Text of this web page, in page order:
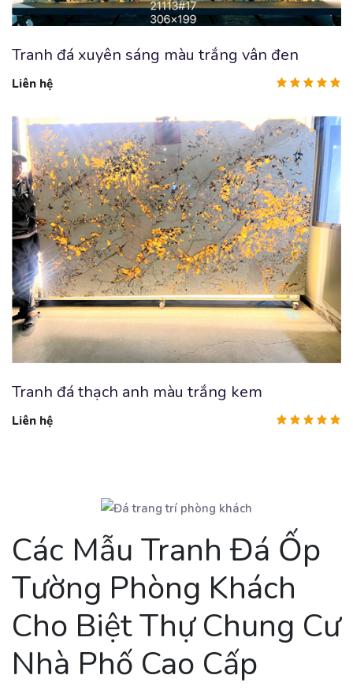
Tranh đá xuyên sáng màu trắng vân đen
Liên hệ
Tranh đá thạch anh màu trắng kem
Liên hệ
Các Mẫu Tranh Đá Ốp
Tường Phòng Khách
Cho Biệt Thự Chung Cư
Nhà Phố Cao Cấp